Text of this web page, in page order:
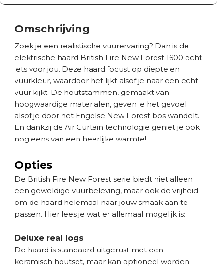
Omschrijving
Zoek je een realistische vuurervaring? Dan is de
elektrische haard British Fire New Forest 1600 echt
iets voor jou. Deze haard focust op diepte en
vuurkleur, waardoor het lijkt alsof je naar een echt
vuur kijkt. De houtstammen, gemaakt van
hoogwaardige materialen, geven je het gevoel
alsof je door het Engelse New Forest bos wandelt.
En dankzij de Air Curtain technologie geniet je ook
nog eens van een heerlijke warmte!
Opties
De British Fire New Forest serie biedt niet alleen
een geweldige vuurbeleving, maar ook de vrijheid
om de haard helemaal naar jouw smaak aan te
passen. Hier lees je wat er allemaal mogelijk is:
Deluxe real logs
De haard is standaard uitgerust met een
keramisch houtset, maar kan optioneel worden